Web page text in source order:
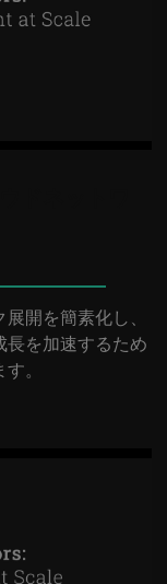
開を簡素化し、
長を加速するため
。